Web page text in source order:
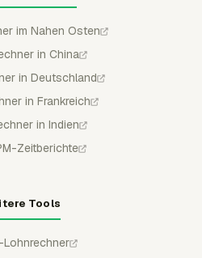
im Nahen Osten
in China
in Deutschland
in Frankreich
in Indien
Zeitberichte
Tools
Lohnrechner